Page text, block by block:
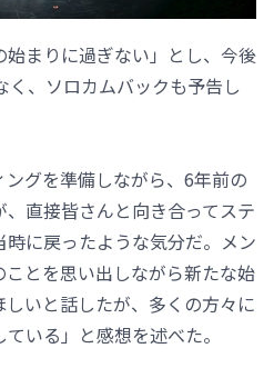
まりに過ぎない」とし、今後
く、ソロカムバックも予告し
グを準備しながら、6年前の
直接皆さんと向き合ってステ
に戻ったような気分だ。メン
とを思い出しながら新たな始
いと話したが、多くの方々に
いる」と感想を述べた。